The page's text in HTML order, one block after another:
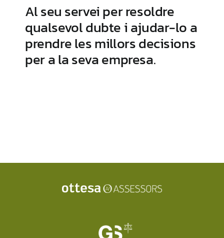
Alseuserveiperresoldre
qualsevoldubteiajudar-loa
prendrelesmillorsdecisions
peralasevaempresa.